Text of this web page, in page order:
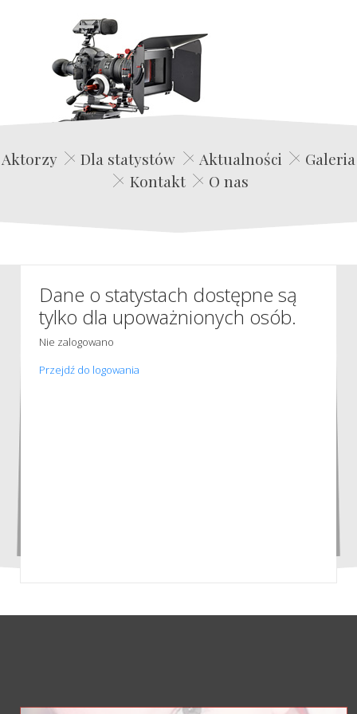
Edwin Film Agencja Aktorska
Aktorzy Dla statystów Aktualności
Galeria
Kontakt
O nas
Dane o statystach dostępne są
tylko dla upoważnionych osób.
Nie zalogowano
Przejdź do logowania